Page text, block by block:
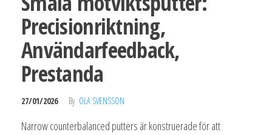
Precisionriktning,
Användarfeedback,
Prestanda
27/01/2026 By OLA SVENSSON
Narrow counterbalanced putters är konstruerade för att